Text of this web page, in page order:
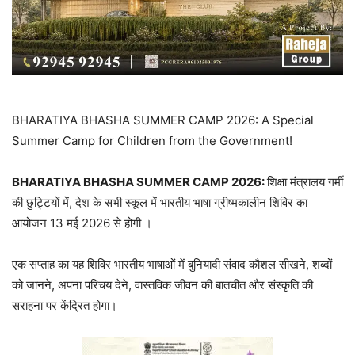
BHARATIYA BHASHA SUMMER CAMP 2026: A Special
Summer Camp for Children from the Government!
BHARATIYA BHASHA SUMMER CAMP 2026:शिक्षा मंत्रालय गर्मी
की छुट्टियों में, देश के सभी स्कूल में भारतीय भाषा ग्रीष्मकालीन शिविर का
आयोजन 13 मई 2026 से होगी ।
एक सप्ताह का यह शिविर भारतीय भाषाओं में बुनियादी संवाद कौशल सीखने, शब्दों
को जानने, अपना परिचय देने, वास्तविक जीवन की बातचीत और संस्कृति की
सराहना पर केंद्रित होगा।